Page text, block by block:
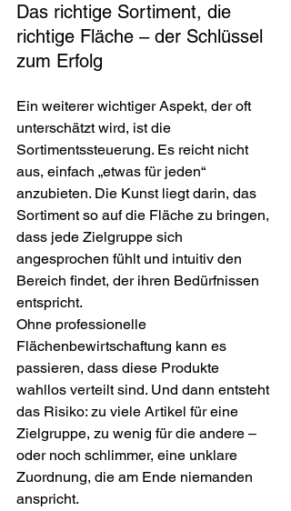
Das richtige Sortiment, die
richtige Fläche – der Schlüssel
zum Erfolg
Ein weiterer wichtiger Aspekt, der oft
unterschätzt wird, ist die
Sortimentssteuerung. Es reicht nicht
aus, einfach „etwas für jeden“
anzubieten. Die Kunst liegt darin, das
Sortiment so auf die Fläche zu bringen,
dass jede Zielgruppe sich
angesprochen fühlt und intuitiv den
Bereich findet, der ihren Bedürfnissen
entspricht.
Ohne professionelle
Flächenbewirtschaftung kann es
passieren, dass diese Produkte
wahllos verteilt sind. Und dann entsteht
das Risiko: zu viele Artikel für eine
Zielgruppe, zu wenig für die andere –
oder noch schlimmer, eine unklare
Zuordnung, die am Ende niemanden
anspricht.